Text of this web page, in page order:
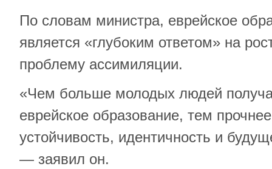
По словам министра, еврейское
является «глубоким ответом» на
проблему ассимиляции.
«Чем больше молодых людей
еврейское образование, тем
устойчивость, идентичность и
— заявил он.